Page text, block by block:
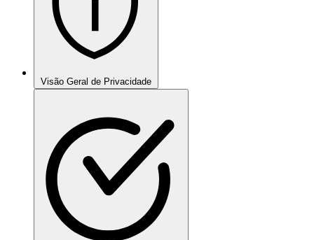
Visão Geral de Privacidade